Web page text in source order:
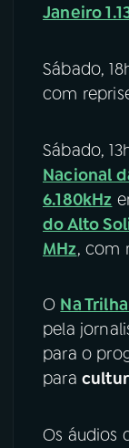
Janeiro
Sábado,
com
Sábado,
Nacional
6.180kHz
do Alto
MHz, com
O Na
pela
para o
para
Os áudios